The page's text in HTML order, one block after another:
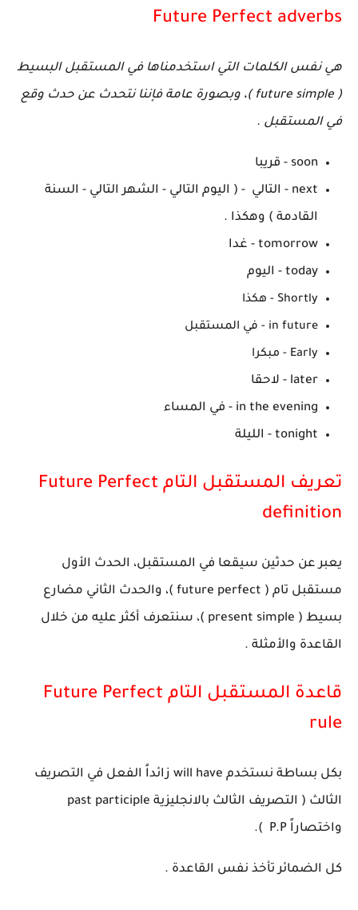
Future Perfect adverbs
هي نفس الكلمات التي استخدمناها في المستقبل البسيط
( future simple )، وبصورة عامة فإننا نتحدث عن حدث وقع
في المستقبل .
soon - قريبا
next - التالي - ( اليوم التالي - الشهر التالي - السنة
القادمة ) وهكذا .
tomorrow - غدا
today - اليوم
Shortly - هكذا
in future - في المستقبل
Early - مبكرا
later - لاحقا
in the evening - في المساء
tonight - الليلة
تعريف المستقبل التام Future Perfect
definition
يعبر عن حدثين سيقعا في المستقبل، الحدث الأول
مستقبل تام ( future perfect )، والحدث الثاني مضارع
بسيط ( present simple )، سنتعرف أكثر عليه من خلال
القاعدة والأمثلة .
قاعدة المستقبل التام Future Perfect
rule
بكل بساطة نستخدم will have زائداً الفعل في التصريف
واختصاراً P.P ).
كل الضمائر تأخذ نفس القاعدة .